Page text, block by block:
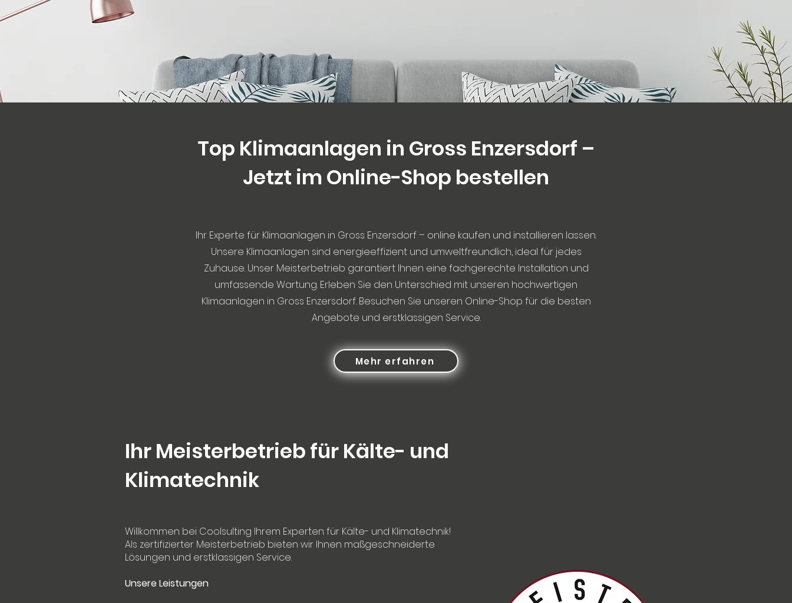
Top Klimaanlagen in Gross Enzersdorf –
Jetzt im Online-Shop bestellen
Ihr Experte für Klimaanlagen in Gross Enzersdorf – online kaufen und installieren lassen.
Unsere Klimaanlagen sind energieeffizient und umweltfreundlich, ideal für jedes
Zuhause. Unser Meisterbetrieb garantiert Ihnen eine fachgerechte Installation und
umfassende Wartung. Erleben Sie den Unterschied mit unseren hochwertigen
Klimaanlagen in Gross Enzersdorf. Besuchen Sie unseren Online-Shop für die besten
Angebote und erstklassigen Service.
Mehr erfahren
Ihr Meisterbetrieb für Kälte- und
Klimatechnik
Willkommen bei Coolsulting Ihrem Experten für Kälte- und Klimatechnik!
Als zertifizierter Meisterbetrieb bieten wir Ihnen maßgeschneiderte
Lösungen und erstklassigen Service.
Unsere Leistungen